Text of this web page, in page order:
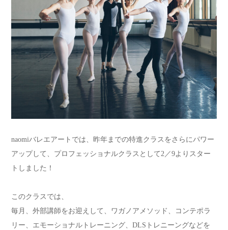
naomiバレエアートでは、昨年までの特進クラスをさらにパワー
アップして、プロフェッショナルクラスとして2／9よりスター
トしました！
このクラスでは、
毎月、外部講師をお迎えして、ワガノアメソッド、コンテポラ
リー、エモーショナルトレーニング、DLSトレニーングなどを